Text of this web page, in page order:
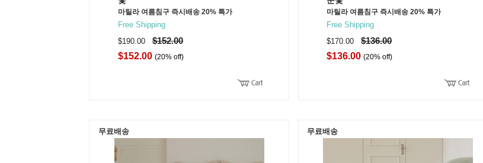
마틸라 여름침구 즉시배송 20% 특가
Free Shipping
$190.00$152.00
$152.00 (20% off)
마틸라 여름침구 즉시배송 20% 특가
Free Shipping
$170.00$136.00
$136.00(20% off)
무료배송 무료배송